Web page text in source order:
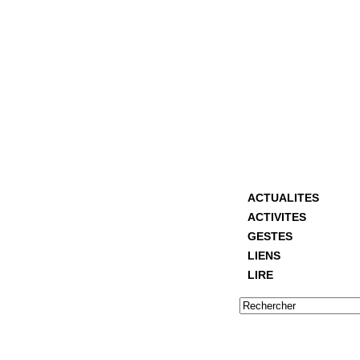
ACTUALITES
ACTIVITES
GESTES
LIENS
LIRE